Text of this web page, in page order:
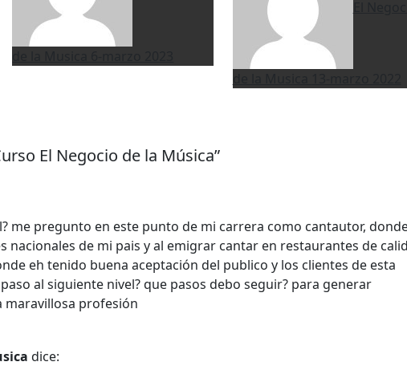
El Negocio de la Música”
me pregunto en este punto de mi carrera como cantautor,
nacionales de mi pais y al emigrar cantar en restaurantes de
eh tenido buena aceptación del publico y los clientes de esta
al siguiente nivel? que pasos debo seguir? para generar
maravillosa profesión
dice: